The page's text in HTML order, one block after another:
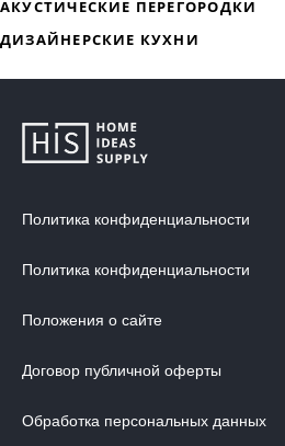
ХРАНЕНИЕ
ДЕКОР ДЛЯ ДОМА
МЕБЕЛЬ В ДЕТСКУЮ
ВАННАЯ КОМНАТА
СТЕНОВЫЕ ПАНЕЛИ
Политика конфиденциальности
Политика конфиденциальности
Положения о сайте
Договор публичной оферты
Обработка персональных данных